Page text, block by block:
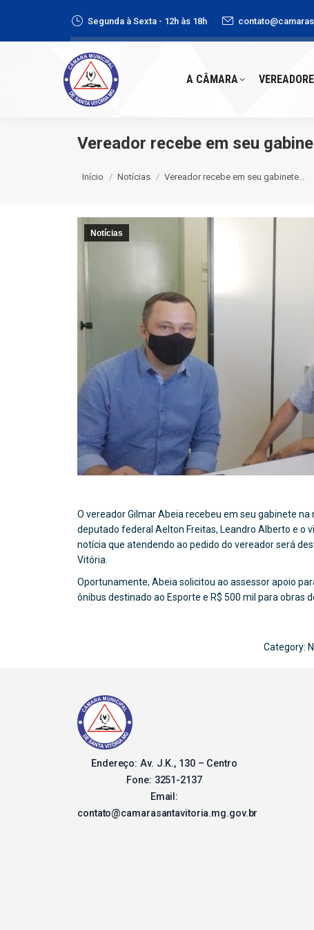
Segunda à Sexta - 12h às 18h
A CÂMARA
Vereador recebe em seu
Início Notícias Vereador recebe em seu gabinete…
Notícias
O vereador Gilmar Abeia recebeu em seu gabinete
deputado federal Aelton Freitas, Leandro Alberto e o
notícia que atendendo ao pedido do vereador será
Vitória.
Oportunamente, Abeia solicitou ao assessor apoio
ônibus destinado ao Esporte e R$ 500 mil para obras
Category:
Endereço: Av. J.K., 130 – Centro
Fone: 3251-2137
Email:
contato@camarasantavitoria.mg.gov.br
A CÂMARA VEREADORES